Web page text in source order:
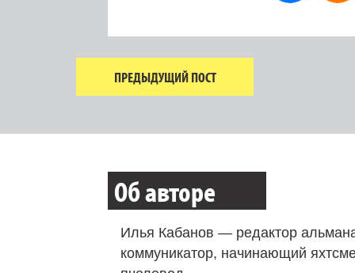
ПРЕДЫДУЩИЙ ПОСТ
Об авторе
Илья Кабанов — редактор
коммуникатор, начинающий